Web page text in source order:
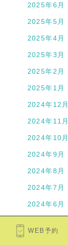
WEB予約
2025年6月
2025年5月
2025年4月
2025年3月
2025年2月
2025年1月
2024年12月
2024年11月
2024年10月
2024年9月
2024年8月
2024年7月
2024年6月